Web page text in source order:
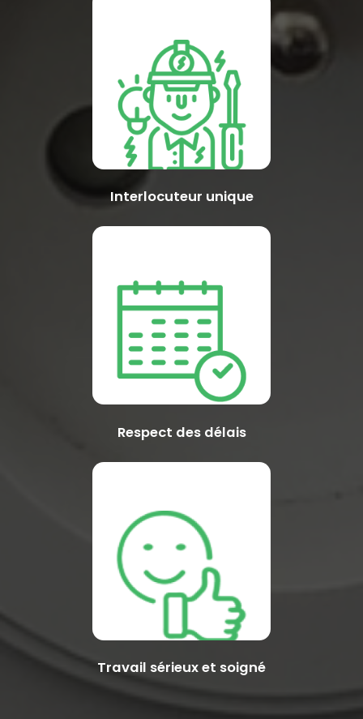
Interlocuteur unique
Respect des délais
Travail sérieux et soigné